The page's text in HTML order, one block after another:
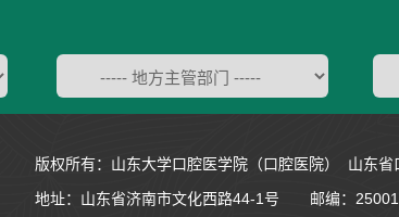
版权所有：山东大学口腔医学院（口腔医院） 山东省
地址： 山东省济南市文化西路44-1号 邮编：